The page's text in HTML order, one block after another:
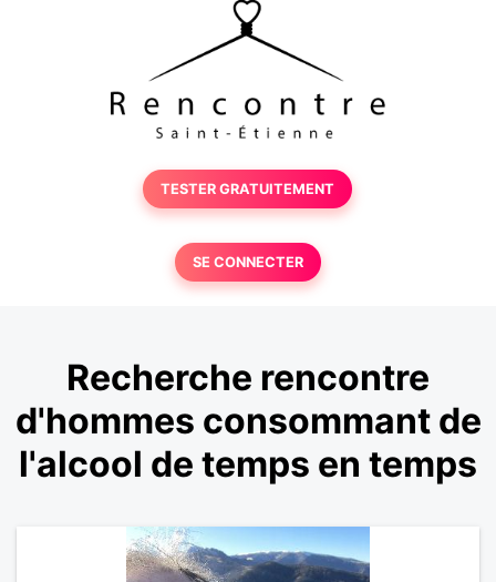
TESTER GRATUITEMENT
SE CONNECTER
Recherche rencontre
d'hommes consommant de
l'alcool de temps en temps